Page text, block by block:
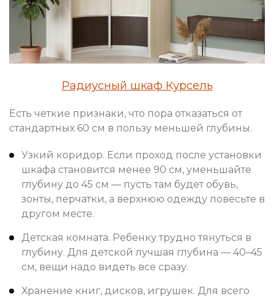
Радиусный шкаф Курсель
Есть четкие признаки, что пора отказаться от
стандартных 60 см в пользу меньшей глубины.
Узкий коридор. Если проход после установки
шкафа становится менее 90 см, уменьшайте
глубину до 45 см — пусть там будет обувь,
зонты, перчатки, а верхнюю одежду повесьте в
другом месте.
Детская комната. Ребенку трудно тянуться в
глубину. Для детской лучшая глубина — 40–45
см, вещи надо видеть все сразу.
Хранение книг, дисков, игрушек. Для всего